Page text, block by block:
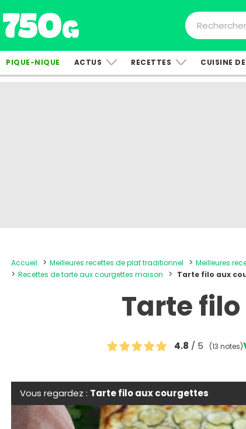
PIQUE-NIQUE ACTUS RECETTES CUISINE
Accueil Meilleures recettes de plat traditionnel Meilleures
Recettes de tarte aux courgettes maison
Tarte filo aux
Tarte
4.8 / 5 (13 notes)
Vous regardez : Tarte filo aux courgettes